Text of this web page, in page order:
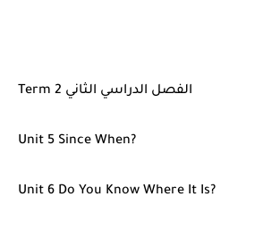
Term 2 الفصل الدراسي الثاني
Unit 5 Since When?
Unit 6 Do You Know Where It Is?